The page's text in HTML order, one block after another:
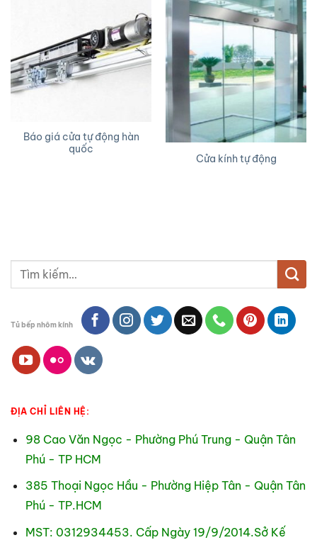
Báo giá cửa tự động hàn
quốc
Cửa kính tự động
Tìm
kiếm:
Tủ bếp nhôm kính
ĐỊA CHỈ LIÊN HỆ:
98 Cao Văn Ngọc - Phường Phú Trung - Quận Tân
Phú - TP HCM
385 Thoại Ngọc Hầu - Phường Hiệp Tân - Quận Tân
Phú - TP.HCM
MST: 0312934453. Cấp Ngày 19/9/2014.Sở Kế